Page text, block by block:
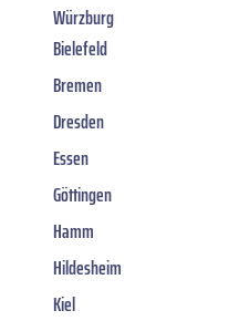
Würzburg
Bielefeld
Bremen
Dresden
Essen
Göttingen
Hamm
Hildesheim
Kiel